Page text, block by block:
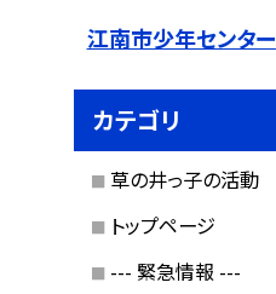
江南市少年センター
カテゴリ
草の井っ子の活動
トップページ
--- 緊急情報 ---